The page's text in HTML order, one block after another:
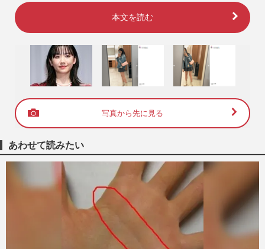
本文を読む
写真から先に見る
あわせて読みたい